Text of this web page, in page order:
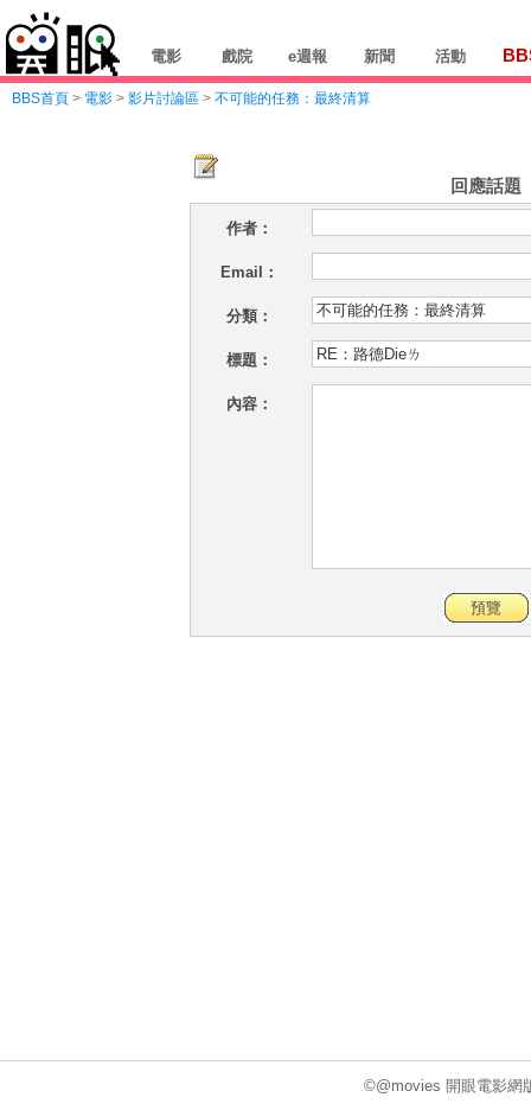
電影 戲院 e週報 新聞 活動
BBS首頁 > 電影 > 影片討論區 > 不可能的任務：最終清算
回應話題
作者：
Email：
分類：
標題：
內容：
©@movies 開眼電影網